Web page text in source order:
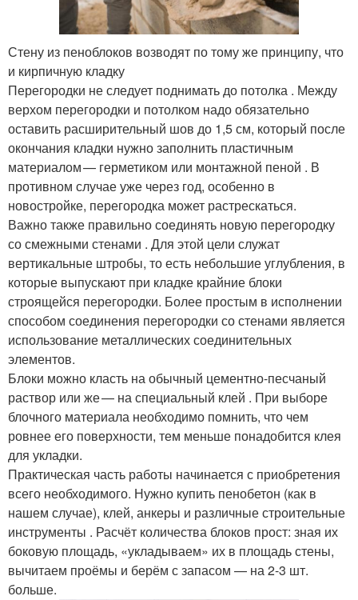
Стену из пеноблоков возводят по тому же принципу, что
и кирпичную кладку
Перегородки не следует поднимать до потолка . Между
верхом перегородки и потолком надо обязательно
оставить расширительный шов до 1,5 см, который после
окончания кладки нужно заполнить пластичным
материалом — герметиком или монтажной пеной . В
противном случае уже через год, особенно в
новостройке, перегородка может растрескаться.
Важно также правильно соединять новую перегородку
со смежными стенами . Для этой цели служат
вертикальные штробы, то есть небольшие углубления, в
которые выпускают при кладке крайние блоки
строящейся перегородки. Более простым в исполнении
способом соединения перегородки со стенами является
использование металлических соединительных
элементов.
Блоки можно класть на обычный цементно-песчаный
раствор или же — на специальный клей . При выборе
блочного материала необходимо помнить, что чем
ровнее его поверхности, тем меньше понадобится клея
для укладки.
Практическая часть работы начинается с приобретения
всего необходимого. Нужно купить пенобетон (как в
нашем случае), клей, анкеры и различные строительные
инструменты . Расчёт количества блоков прост: зная их
боковую площадь, «укладываем» их в площадь стены,
вычитаем проёмы и берём с запасом — на 2-3 шт.
больше.